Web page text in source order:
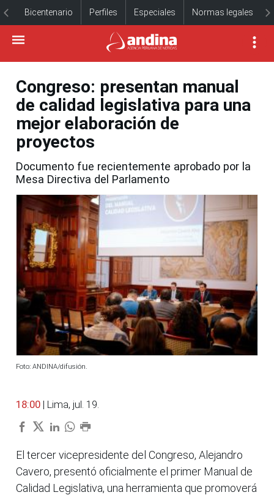
Bicentenario Perfiles Especiales Normas legales
Congreso: presentan manual
de calidad legislativa para una
mejor elaboración de
proyectos
Documento fue recientemente aprobado por la
Mesa Directiva del Parlamento
Foto: ANDINA/difusión.
18:00 | Lima, jul. 19.
El tercer vicepresidente del Congreso, Alejandro
Cavero, presentó oficialmente el primer Manual de
Calidad Legislativa, una herramienta que promoverá